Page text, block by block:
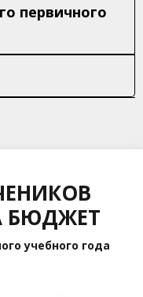
первичного
БЮДЖЕТ
учебного года